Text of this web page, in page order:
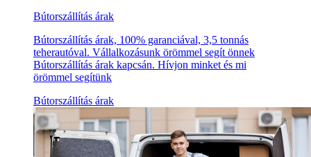
Bútorszállítás árak
Bútorszállítás árak, 100% garanciával, 3,5 tonnás
teherautóval. Vállalkozásunk örömmel segít önnek
Bútorszállítás árak kapcsán. Hívjon minket és mi
örömmel segítünk
Bútorszállítás árak